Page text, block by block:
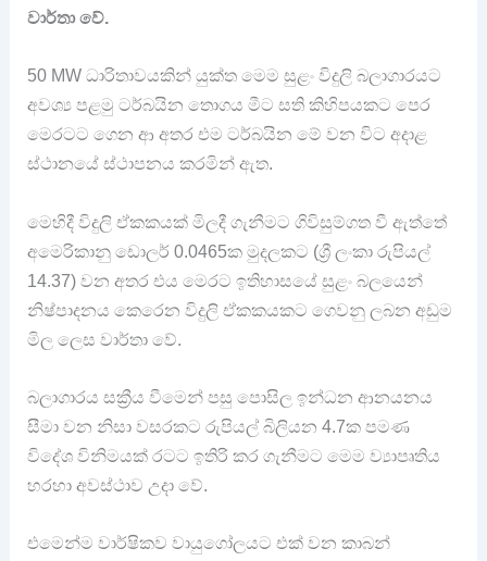
වාර්තා වේ.
50 MW ධාරිතාවයකින් යුක්ත මෙම සුළං විදුලි බලාගාරයට
අවශ්‍ය පළමු ටර්බයින තොගය මීට සති කිහිපයකට පෙර
මෙරටට ගෙන ආ අතර එම ටර්බයින මේ වන විට අදාළ
ස්ථානයේ ස්ථාපනය කරමින් ඇත.
මෙහිදී විදුලි ඒකකයක් මිලදී ගැනීමට ගිවිසුම්ගත වී ඇත්තේ
අමෙරිකානු ඩොලර් 0.0465ක මුදලකට (ශ්‍රී ලංකා රුපියල්
14.37) වන අතර එය මෙරට ඉතිහාසයේ සුළං බලයෙන්
නිෂ්පාදනය කෙරෙන විදුලි ඒකකයකට ගෙවනු ලබන අඩුම
මිල ලෙස වාර්තා වේ.
බලාගාරය සක්‍රීය වීමෙන් පසු පොසිල ඉන්ධන ආනයනය
සීමා වන නිසා වසරකට රුපියල් බිලියන 4.7ක පමණ
විදේශ විනිමයක් රටට ඉතිරි කර ගැනීමට මෙම ව්‍යාපෘතිය
හරහා අවස්ථාව උදා වේ.
එමෙන්ම වාර්ෂිකව වායුගෝලයට එක් වන කාබන්